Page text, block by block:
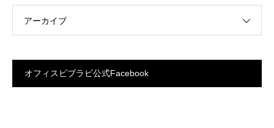
アーカイブ
オフィスビブラビ公式Facebook